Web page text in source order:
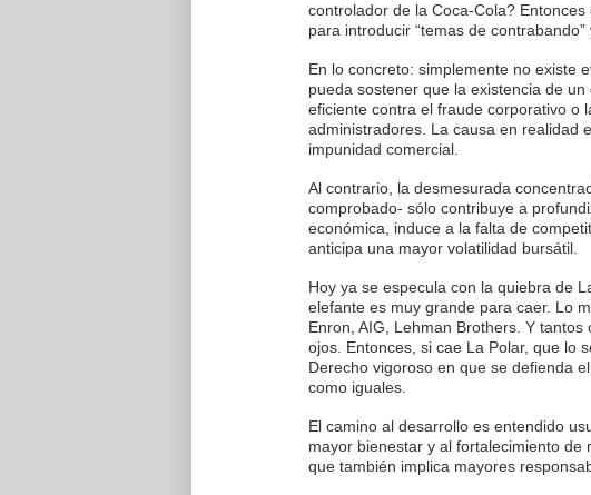
controlador de la Coca-Cola?
para introducir “temas de
En lo concreto: simplemente no existe
pueda sostener que la existencia de
eficiente contra el fraude corporativo o
administradores. La causa en realidad
impunidad comercial.
Al contrario, la desmesurada
comprobado- sólo contribuye a
económica, induce a la falta de
anticipa una mayor volatilidad bursátil.
Hoy ya se especula con la quiebra de
elefante es muy grande para caer. Lo
Enron, AIG, Lehman Brothers. Y
ojos. Entonces, si cae La Polar, que lo
Derecho vigoroso en que se defienda
como iguales.
El camino al desarrollo es entendido
mayor bienestar y al fortalecimiento de
que también implica mayores